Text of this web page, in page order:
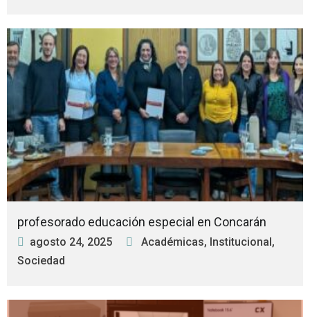
profesorado educación especial en Concarán
agosto 24, 2025 Académicas, Institucional,
Sociedad